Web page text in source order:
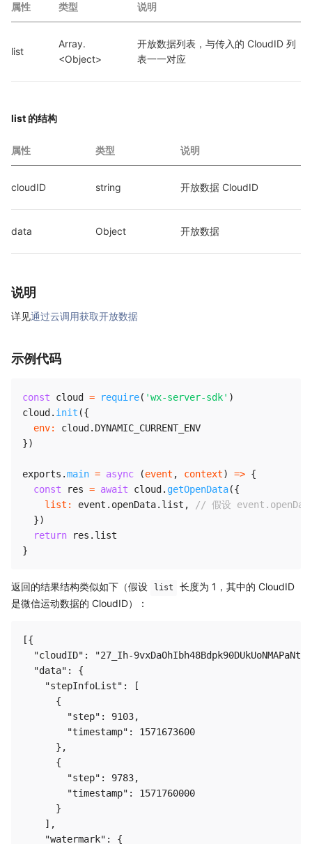
属性 类型 说明
list
Array.
<Object>
开放数据列表，与传入的 CloudID 列
表一一对应
list 的结构
属性 类型 说明
cloudID string 开放数据 CloudID
data Object 开放数据
说明
详见通过云调用获取开放数据
示例代码
const cloud = require( 'wx-server-sdk' )
cloud . init ({
env: cloud . DYNAMIC_CURRENT_ENV
})
exports .main = async (event , context) => {
const res = await cloud . getOpenData({
list : event . openData. list ,
// 假设
})
return res .
}
返回的结果结构类似如下（假设 list
长度为 1，其中的 CloudID
是微信运动数据的 CloudID）：
[{
"cloudID": "27_Ih-
  "data": {
    "stepInfoList": [
      {
        "step": 9103,
        "timestamp": 1571673600
      },
      {
        "step": 9783,
        "timestamp": 1571760000
      }
    ],
    "watermark": {